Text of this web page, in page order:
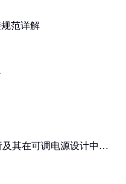
范详解
其在可调电源设计中的